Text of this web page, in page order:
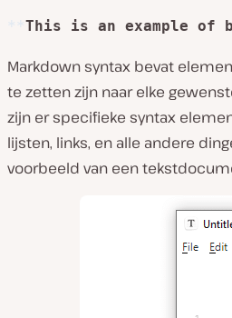
This is an example of
Markdown syntax bevat
te zetten zijn naar elke
zijn er specifieke syntax
lijsten, links, en alle andere
voorbeeld van een